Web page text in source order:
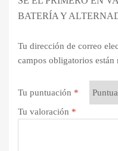
BATERÍA Y
Tu dirección de correo
campos obligatorios están
Tu puntuación *
Tu valoración *